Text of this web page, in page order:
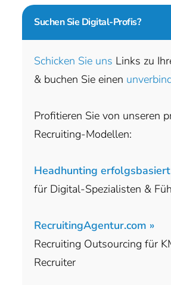
Suchen Sie Digital-Profis?
Schicken Sie uns Links zu
& buchen Sie einen
Profitieren Sie von unseren
Recruiting-Modellen:
Headhunting
für Digital-Spezialisten &
RecruitingAgentur.com »
Recruiting Outsourcing für
Recruiter